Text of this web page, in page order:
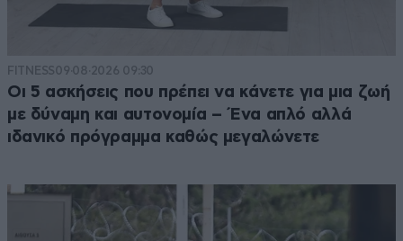
FITNESS09·08·2026 09:30
Οι 5 ασκήσεις που πρέπει να κάνετε για μια ζωή
με δύναμη και αυτονομία – Ένα απλό αλλά
ιδανικό πρόγραμμα καθώς μεγαλώνετε